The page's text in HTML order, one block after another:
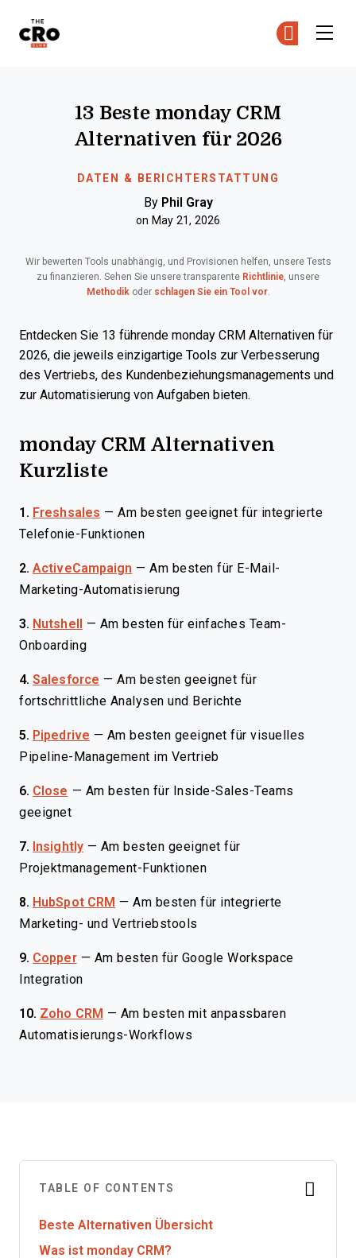
DATEN & BERICHTERSTATTUNG
13 Beste monday CRM
Alternativen für 2026
By Phil Gray
on May 21, 2026
Wir bewerten Tools unabhängig, und Provisionen helfen, unsere Tests
zu finanzieren. Sehen Sie unsere transparente Richtlinie, unsere
Methodikoder schlagen Sie ein Tool vor.
Entdecken Sie 13 führende monday CRM Alternativen für
2026, die jeweils einzigartige Tools zur Verbesserung
des Vertriebs, des Kundenbeziehungsmanagements und
zur Automatisierung von Aufgaben bieten.
monday CRM Alternativen
Kurzliste
1. Freshsales — Am besten geeignet für integrierte
Telefonie-Funktionen
2. ActiveCampaign —Am besten für E-Mail-
Marketing-Automatisierung
3. Nutshell — Am besten für einfaches Team-
Onboarding
4. Salesforce — Am besten geeignet für
fortschrittliche Analysen und Berichte
5. Pipedrive — Am besten geeignet für visuelles
Pipeline-Management im Vertrieb
6. Close — Am besten für Inside-Sales-Teams
geeignet
7. Insightly — Am besten geeignet für
Projektmanagement-Funktionen
8. HubSpot CRM —Am besten für integrierte
Marketing- und Vertriebstools
9. Copper — Am besten für Google Workspace
Integration
10. Zoho CRM — Am besten mit anpassbaren
Automatisierungs-Workflows
TABLE OF CONTENTS
Beste Alternativen Übersicht
Was ist monday CRM?